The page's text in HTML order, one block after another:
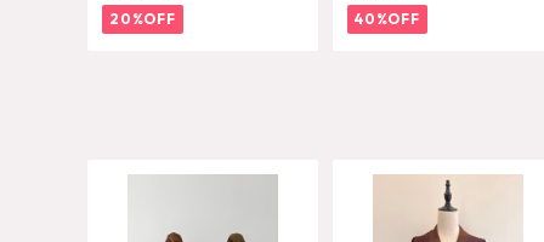
20%OFF 40%OFF